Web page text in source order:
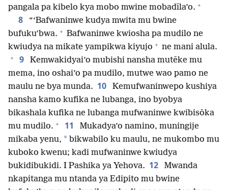
pangala pa kibelo kya mobo mwine mobadīla’o. +
8
“‘Bafwaninwe kudya mwita mu bwine
bufuku’bwa. + Bafwaninwe kwiosha pa mudilo ne
kwiudya na mikate yampikwa kiyujo + ne mani alula.
+ 9
Kemwakidyai’o mubishi nansha mutēke mu
mema, ino oshai’o pa mudilo, mutwe wao pamo ne
maulu ne bya munda. 10
Kemufwaninwepo kushiya
nansha kamo kufika ne lubanga, ino byobya
bikashala kufika ne lubanga mufwaninwe kwibisōka
mu mudilo. + 11
Mukadya’o namino, muningije
mikaba yenu, * bikwabilo ku maulu, ne mukombo mu
kuboko kwenu; kadi mufwaninwe kwiudya
bukidibukidi. I Pashika ya Yehova. 12
Mwanda
nkapitanga mu ntanda ya Edipito mu bwine